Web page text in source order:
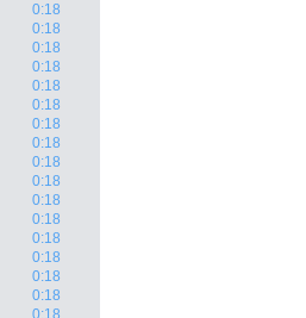
0:18
0:18
0:18
0:18
0:18
0:18
0:18
0:18
0:18
0:18
0:18
0:18
0:18
0:18
0:18
0:18
0:18